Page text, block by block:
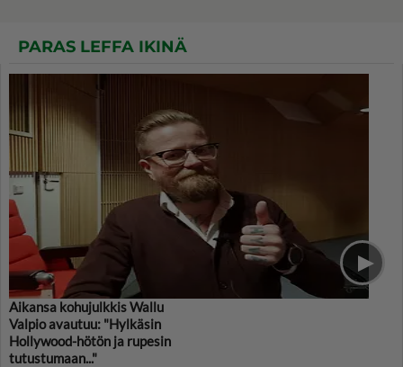
PARAS LEFFA IKINÄ
Aikansa kohujulkkis Wallu
Valpio avautuu: "Hylkäsin
Hollywood-hötön ja rupesin
tutustumaan..."